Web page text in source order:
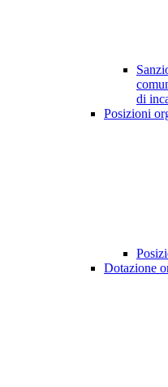
di
Posizioni
Dotazione